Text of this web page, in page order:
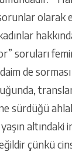
olarak
soruları
de
sürdüğü
altındaki
çünkü